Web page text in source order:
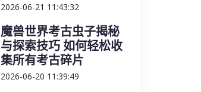
2026-06-21 11:43:32
魔兽世界考古虫子揭秘
与探索技巧 如何轻松收
集所有考古碎片
2026-06-20 11:39:49